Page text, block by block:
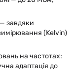
завдяки
(Kelvin)
на частотах:
адаптація до